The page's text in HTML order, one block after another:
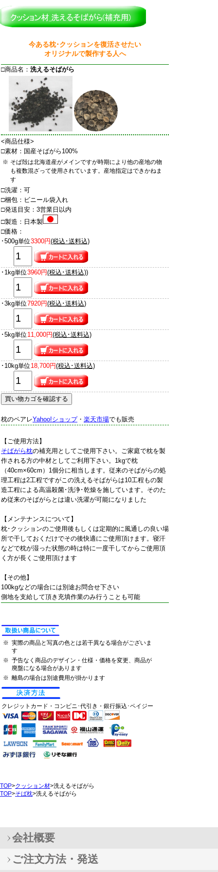
今ある枕･クッションを復活させたい
オリジナルで製作する人へ
□商品名： 洗えるそばがら
<商品仕様>
□素材：国産そばがら100%
※ そば殻は北海道産がメインですが時期により他の産地の物
も複数混ざって使用されています。産地指定はできかねま
す
□洗濯：可
□梱包：ビニール袋入れ
□発送目安：3営業日以内
□製造：日本製
□価格：
･500g単位3300円(税込･送料込)
･1kg単位3960円(税込･送料込))
･3kg単位7920円(税込･送料込)
･5kg単位 11,000円(税込･送料込)
･10kg単位 18,700円(税込･送料込)
枕のペアレYahoo!ショップ・ 楽天市場でも販売
【ご使用方法】
そばがら枕の補充用としてご使用下さい。ご家庭で枕を製
作される方の中材としてご利用下さい。1kgで枕
（40cm×60cm）1個分に相当します。従来のそばがらの処
理工程は2工程ですがこの洗えるそばがらは10工程もの製
造工程による高温殺菌･洗浄･乾燥を施しています。そのた
め従来のそばがらとは違い洗濯が可能になりました
【メンテナンスについて】
枕･クッションのご使用後もしくは定期的に風通しの良い場
所で干しておくだけでその後快適にご使用頂けます。寝汗
などで枕が湿った状態の時は特に一度干してからご使用頂
く方が長くご使用頂けます
【その他】
100kgなどの場合には別途お問合せ下さい
側地を支給して頂き充填作業のみ行うことも可能
※ 実際の商品と写真の色とは若干異なる場合がございま
す
※ 予告なく商品のデザイン・仕様・価格を変更、商品が
廃盤になる場合があります
※ 離島の場合は別途費用が掛かります
クレジットカード・コンビニ･代引き・銀行振込･ペイジー
TOP>クッション材>洗えるそばがら
TOP>そば枕>洗えるそばがら
会社概要
ご注文方法・発送